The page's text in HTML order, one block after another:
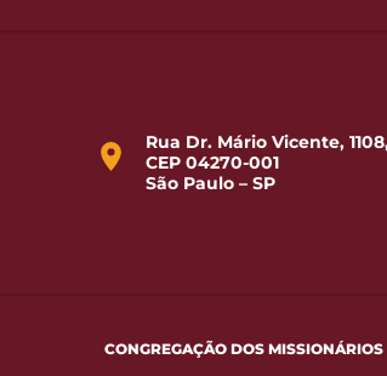
Rua Dr. Mário Vicente,
CEP 04270-001
São Paulo – SP
CONGREGAÇÃO DOS